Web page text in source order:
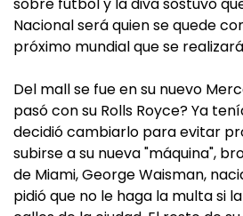
Nacional será quien se quede
próximo mundial que se
Del mall se fue en su nuevo
pasó con su Rolls Royce? Ya
decidió cambiarlo para evitar
subirse a su nueva "máquina",
de Miami, George Waisman,
pidió que no le haga la multa si